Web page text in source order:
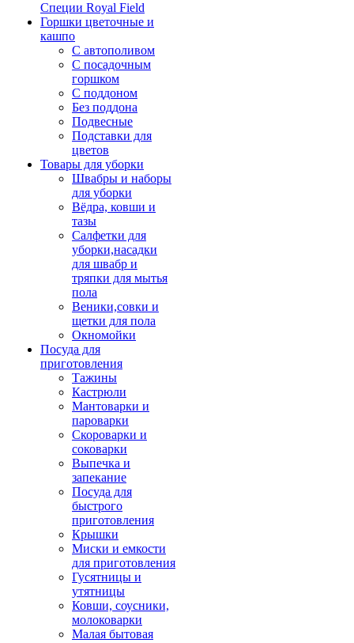
Специи Royal Field
Горшки цветочные и
кашпо
С автополивом
С посадочным
горшком
С поддоном
Без поддона
Подвесные
Подставки для
цветов
Товары для уборки
Швабры и наборы
для уборки
Вёдра, ковши и
тазы
Салфетки для
уборки,насадки
для швабр и
тряпки для мытья
пола
Веники,совки и
щетки для пола
Окномойки
Посуда для
приготовления
Тажины
Кастрюли
Мантоварки и
пароварки
Скороварки и
соковарки
Выпечка и
запекание
Посуда для
быстрого
приготовления
Крышки
Миски и емкости
для приготовления
Гусятницы и
утятницы
Ковши, соусники,
молоковарки
Малая бытовая